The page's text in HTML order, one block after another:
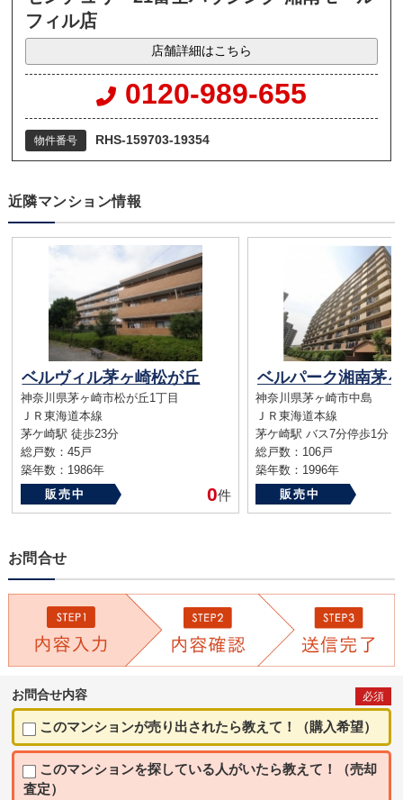
フィル店
店舗詳細はこちら
0120-989-655
物件番号 RHS-159703-19354
近隣マンション情報
ベルヴィル茅ヶ崎松が丘
神奈川県茅ヶ崎市松が丘1丁目
ＪＲ東海道本線
茅ケ崎駅 徒歩23分
総戸数：45戸
築年数：1986年
販売中
0件
神奈川県茅ヶ崎市中島
ＪＲ東海道本線
茅ケ崎駅 バス7分停歩1分
総戸数：106戸
築年数：1996年
販売中
お問合せ
お問合せ内容 必須
このマンションが売り出されたら教えて！（購入希望）
このマンションを探している人がいたら教えて！（売却
査定）